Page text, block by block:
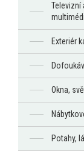
Televizní
Exteriér
Okna,
Potahy,